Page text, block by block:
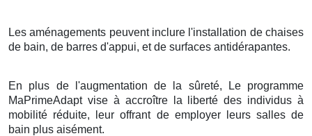
Les aménagements peuvent inclure l'installation de chaises
de bain, de barres d'appui, et de surfaces antidérapantes.
En plus de l'augmentation de la sûreté, Le programme
MaPrimeAdapt vise à accroître la liberté des individus à
mobilité réduite, leur offrant de employer leurs salles de
bain plus aisément.